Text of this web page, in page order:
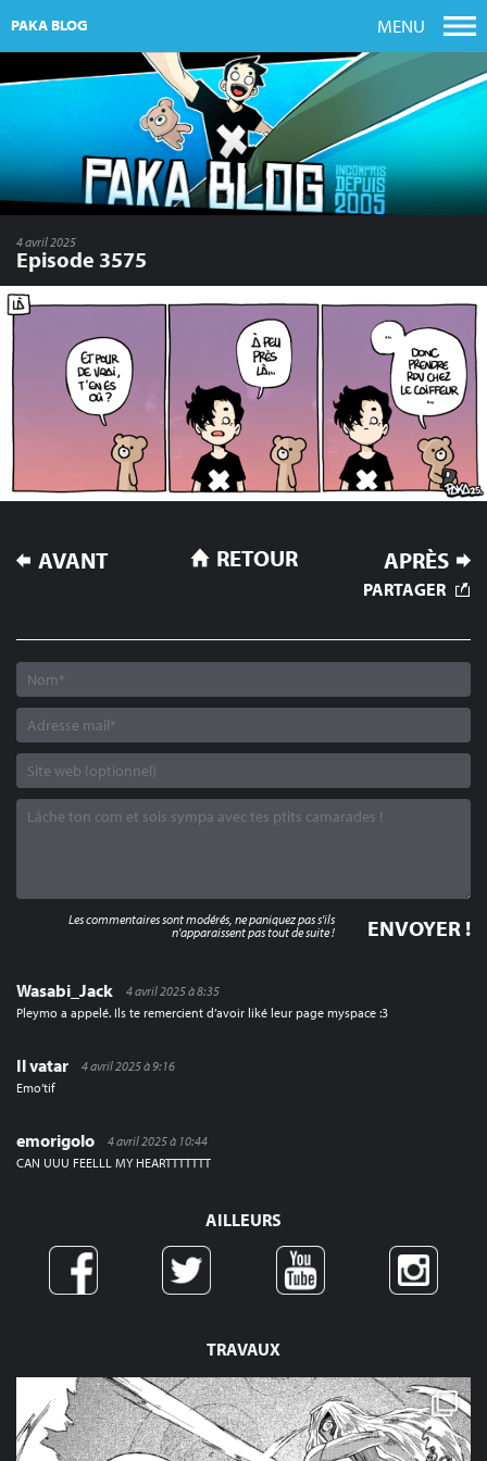
PAKA BLOG MENU
TRAVAUX
4 avril 2025
Episode 3575
NAVIGATION
DE
AVANT APRÈS
RETOUR
PARTAGER
Wasabi_Jack
4 avril 2025 à 8:35
Pleymo a appelé. Ils te remercient d’avoir liké leur page myspace :3
Il vatar
4 avril 2025 à 9:16
Emo’tif
emorigolo
4 avril 2025 à 10:44
CAN UUU FEELLL MY HEARTTTTTTT
Les commentaires sont modérés, ne paniquez pas s'ils
n'apparaissent pas tout de suite !
AILLEURS